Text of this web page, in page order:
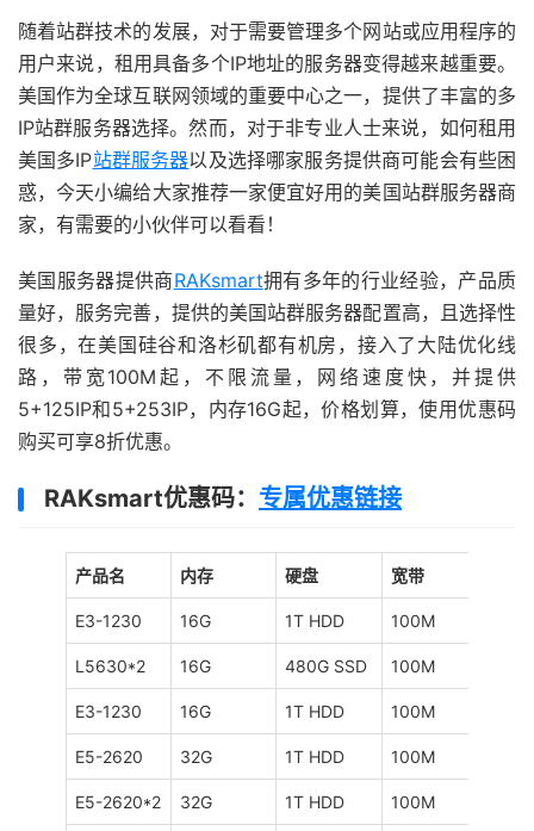
随着站群技术的发展，对于需要管理多个网站或应用程序的
用户来说，租用具备多个IP地址的服务器变得越来越重要。
美国作为全球互联网领域的重要中心之一，提供了丰富的多
IP站群服务器选择。然而，对于非专业人士来说，如何租用
美国多IP站群服务器以及选择哪家服务提供商可能会有些困
惑，今天小编给大家推荐一家便宜好用的美国站群服务器商
家，有需要的小伙伴可以看看！
美国服务器提供商RAKsmart拥有多年的行业经验，产品质
量好，服务完善，提供的美国站群服务器配置高，且选择性
很多，在美国硅谷和洛杉矶都有机房，接入了大陆优化线
路，带宽100M起，不限流量，网络速度快，并提供
5+125IP和5+253IP，内存16G起，价格划算，使用优惠码
购买可享8折优惠。
RAKsmart优惠码： 专属优惠链接
产品名 内存 硬盘 宽带
E3-1230 16G 1T HDD 100M
L5630*2 16G 480G SSD 100M
E3-1230 16G 1T HDD 100M
E5-2620 32G 1T HDD 100M
E5-2620*2 32G 1T HDD 100M